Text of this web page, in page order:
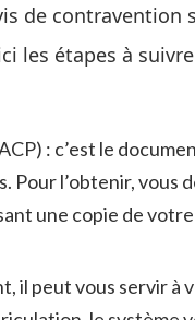
de contravention
les étapes à
: c’est le
Pour l’obtenir, vous
une copie de
il peut vous servir à